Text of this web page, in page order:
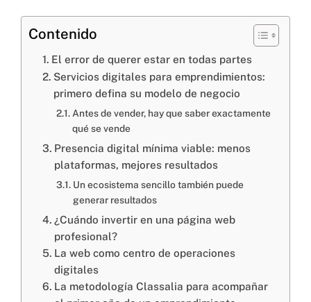
Contenido
El error de querer estar en todas partes
Servicios digitales para emprendimientos:
primero defina su modelo de negocio
Antes de vender, hay que saber exactamente
qué se vende
Presencia digital mínima viable: menos
plataformas, mejores resultados
Un ecosistema sencillo también puede
generar resultados
¿Cuándo invertir en una página web
profesional?
La web como centro de operaciones
digitales
La metodología Classalia para acompañar
Servicios
Proyectos
Blog
Cel: +57 3184183054
Cra 18 No 8 – 30